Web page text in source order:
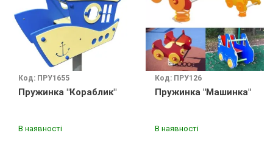
Код: ПРУ1655
Пружинка "Кораблик"
В наявності
Код: ПРУ126
Пружинка "Машинка"
В наявності